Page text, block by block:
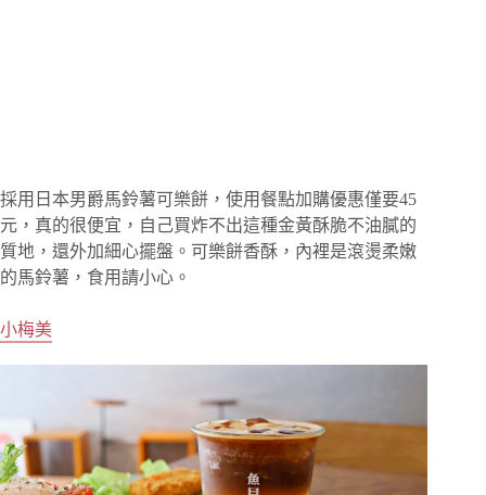
採用日本男爵馬鈴薯可樂餅，使用餐點加購優惠僅要45
元，真的很便宜，自己買炸不出這種金黃酥脆不油膩的
質地，還外加細心擺盤。可樂餅香酥，內裡是滾燙柔嫩
的馬鈴薯，食用請小心。
小梅美